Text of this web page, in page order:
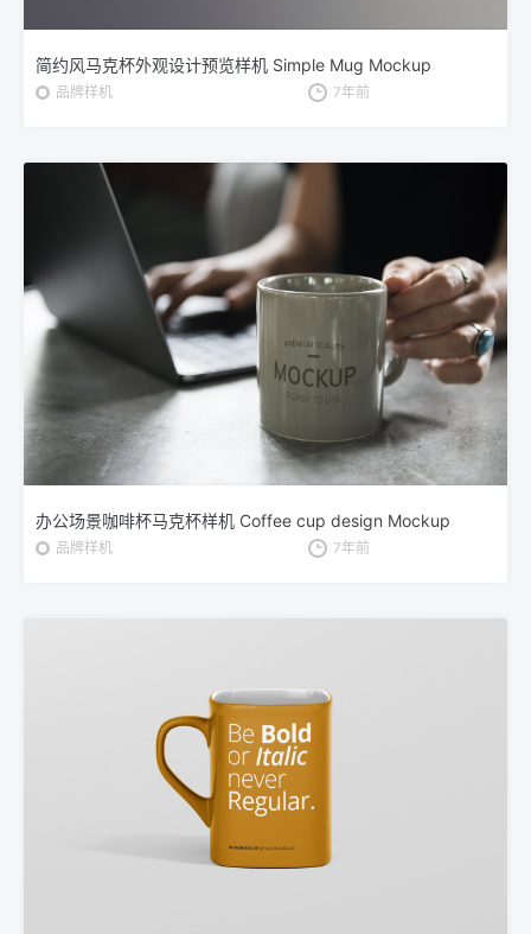
简约风马克杯外观设计预览样机 Simple Mug Mockup
品牌样机 7年前
办公场景咖啡杯马克杯样机 Coffee cup design Mockup
品牌样机 7年前